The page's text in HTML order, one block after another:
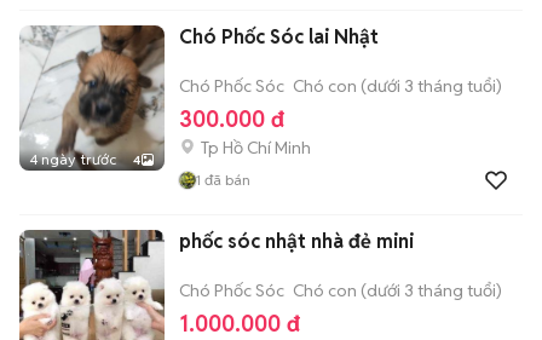
4 ngày trước 4
Chó Phốc Sóc lai Nhật
Chó Phốc Sóc Chó con (dưới 3 tháng tuổi)
300.000 đ
Tp Hồ Chí Minh
1 đã bán
phốc sóc nhật nhà đẻ mini
Chó Phốc Sóc Chó con (dưới 3 tháng tuổi)
1.000.000 đ